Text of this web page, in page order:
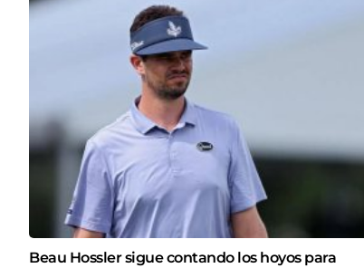
Beau Hossler sigue contando los hoyos para